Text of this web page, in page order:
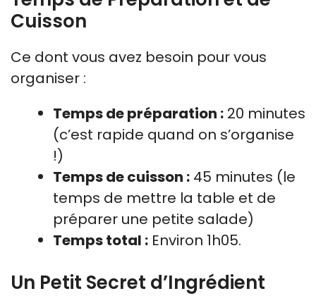
Cuisson
Ce dont vous avez besoin pour vous
organiser :
Temps de préparation : 20 minutes
(c’est rapide quand on s’organise
!)
Temps de cuisson : 45 minutes (le
temps de mettre la table et de
préparer une petite salade)
Temps total : Environ 1h05.
Un Petit Secret d’Ingrédient